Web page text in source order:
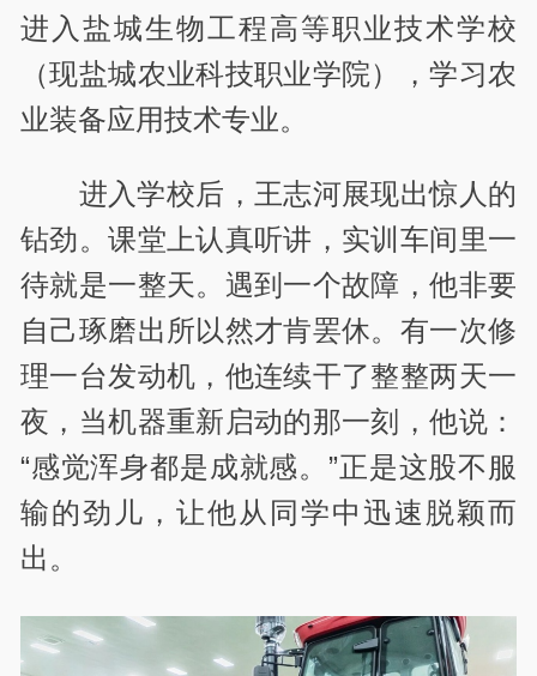
进入盐城生物工程高等职业技术学校
（现盐城农业科技职业学院），学习农
业装备应用技术专业。
进入学校后，王志河展现出惊人的
钻劲。课堂上认真听讲，实训车间里一
待就是一整天。遇到一个故障，他非要
自己琢磨出所以然才肯罢休。有一次修
理一台发动机，他连续干了整整两天一
夜，当机器重新启动的那一刻，他说：
“感觉浑身都是成就感。 ”正是这股不服
输的劲儿，让他从同学中迅速脱颖而
出。